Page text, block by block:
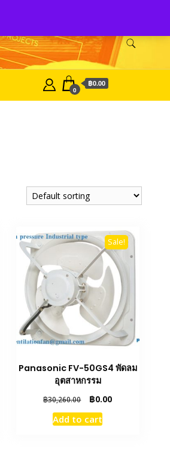
0
฿0.00
Sale!
Panasonic FV-50GS4 พัดลม
อุตสาหกรรม
฿30,260.00
Original
price
was:
฿0.00Current
Add to cart